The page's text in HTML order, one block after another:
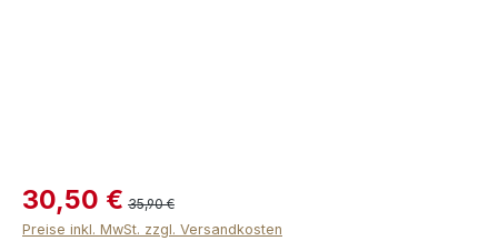
30,50 € 35,90 €
Preise inkl. MwSt. zzgl. Versandkosten